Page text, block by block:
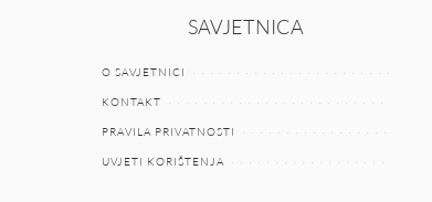
SAVJETNICA
O SAVJETNICI
KONTAKT
PRAVILA PRIVATNOSTI
UVJETI KORIŠTENJA